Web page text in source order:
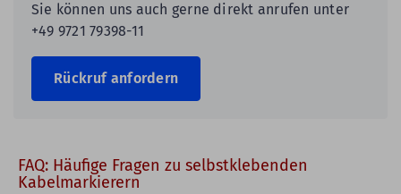
Sie können uns auch gerne direkt anrufen unter
+49 9721 79398-11
Rückruf anfordern
FAQ: Häufige Fragen zu selbstklebenden
Kabelmarkierern